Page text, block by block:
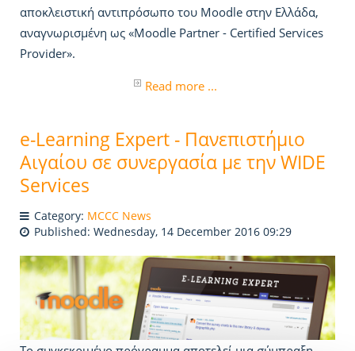
αποκλειστική αντιπρόσωπο του Moodle στην Ελλάδα,
αναγνωρισμένη ως «Moodle Partner - Certified Services
Provider».
Read more ...
e-Learning Expert - Πανεπιστήμιο
Αιγαίου σε συνεργασία με την WIDE
Services
Category: MCCC News
Published: Wednesday, 14 December 2016 09:29